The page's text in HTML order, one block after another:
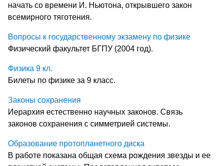
начать со времени И. Ньютона, открывшего закон
всемирного тяготения.
Вопросы к государственному экзамену по физике
Физический факультет БГПУ (2004 год).
Физика 9 кл.
Билеты по физике за 9 класс.
Законы сохранения
Иерархия естественно научных законов. Связь
законов сохранения с симметрией системы.
Образование протопланетного диска
В работе показана общая схема рождения звезды и ее